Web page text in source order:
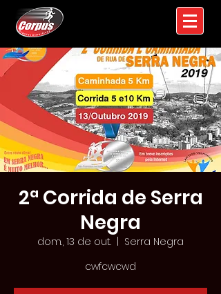
2ª Corrida de Serra
Negra
dom., 13 de out.
Serra Negra
cwfcwcwd